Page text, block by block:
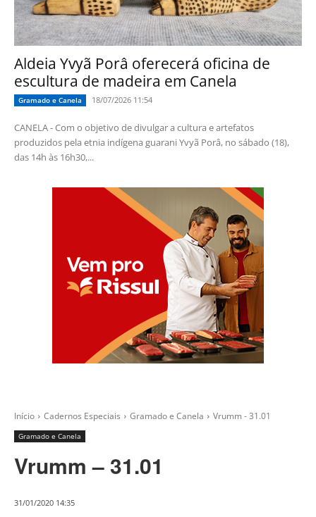
Aldeia Yvyã Porâ oferecerá oficina de
escultura de madeira em Canela
Gramado e Canela 18/07/2026 11:54
CANELA - Com o objetivo de divulgar a cultura e artefatos
produzidos pela etnia indígena guarani Yvyã Porâ, no sábado (18),
das 14h às 16h30,...